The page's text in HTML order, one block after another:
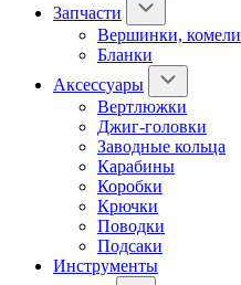
Запчасти
Вершинки, комели
Бланки
Аксессуары
Вертлюжки
Джиг-головки
Заводные кольца
Карабины
Коробки
Крючки
Поводки
Подсаки
Инструменты